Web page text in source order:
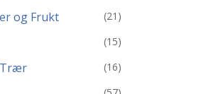
og Frukt (21)
(15)
Trær (16)